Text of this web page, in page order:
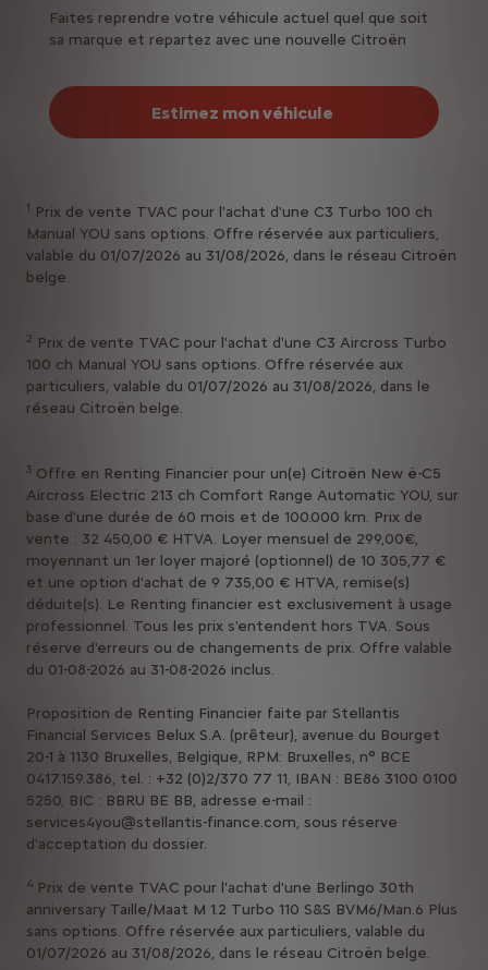
Faites reprendre votre véhicule actuel quel que soit
sa marque et repartez avec une nouvelle Citroën
Estimez mon véhicule
1 Prix de vente TVAC pour l'achat d'une C3 Turbo 100 ch
Manual YOU sans options. Offre réservée aux particuliers,
valable du 01/07/2026 au 31/08/2026, dans le réseau Citroën
belge.
2 Prix de vente TVAC pour l'achat d'une C3 Aircross Turbo
100 ch Manual YOU sans options. Offre réservée aux
particuliers, valable du 01/07/2026 au 31/08/2026, dans le
réseau Citroën belge.
3 Offre en Renting Financier pour un(e) Citroën New ë-C5
Aircross Electric 213 ch Comfort Range Automatic YOU, sur
base d'une durée de 60 mois et de 100.000 km. Prix de
vente : 32 450,00 € HTVA. Loyer mensuel de 299,00€,
moyennant un 1er loyer majoré (optionnel) de 10 305,77 €
et une option d'achat de 9 735,00 € HTVA, remise(s)
déduite(s). Le Renting financier est exclusivement à usage
professionnel. Tous les prix s'entendent hors TVA. Sous
réserve d'erreurs ou de changements de prix. Offre valable
du 01-08-2026 au 31-08-2026 inclus.
Proposition de Renting Financier faite par Stellantis
Financial Services Belux S.A. (prêteur), avenue du Bourget
20-1 à 1130 Bruxelles, Belgique, RPM: Bruxelles, n° BCE
0417.159.386, tel. : +32 (0)2/370 77 11, IBAN : BE86 3100 0100
5250, BIC : BBRU BE BB, adresse e-mail :
services4you@stellantis-finance.com, sous réserve
d'acceptation du dossier.
4 Prix de vente TVAC pour l'achat d'une Berlingo 30th
anniversary Taille/Maat M 1.2 Turbo 110 S&S BVM6/Man.6 Plus
sans options. Offre réservée aux particuliers, valable du
01/07/2026 au 31/08/2026, dans le réseau Citroën belge.